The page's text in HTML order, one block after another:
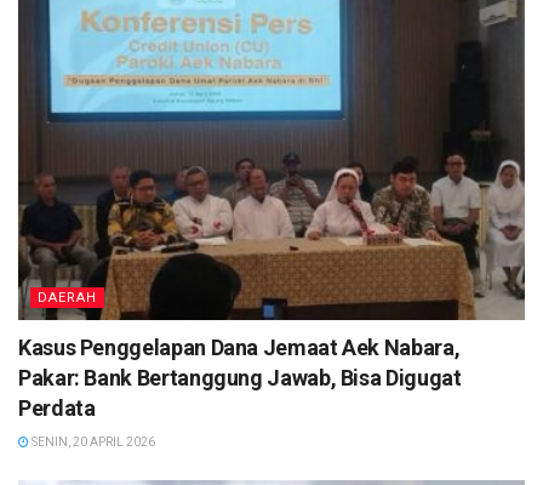
DAERAH
Kasus Penggelapan Dana Jemaat Aek Nabara,
Pakar: Bank Bertanggung Jawab, Bisa Digugat
Perdata
SENIN, 20 APRIL 2026